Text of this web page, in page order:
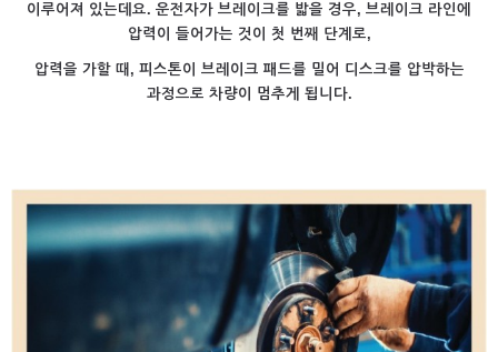
이루어져 있는데요. 운전자가 브레이크를 밟을 경우, 브레이크 라인에
압력이 들어가는 것이 첫 번째 단계로,
압력을 가할 때, 피스톤이 브레이크 패드를 밀어 디스크를 압박하는
과정으로 차량이 멈추게 됩니다.